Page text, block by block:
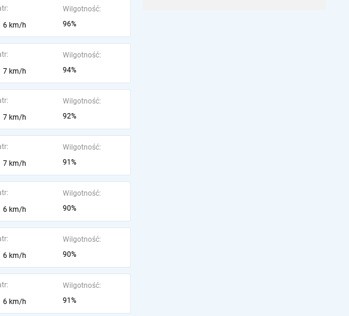
6 km/h
Wilgotność:
96%
7 km/h
Wilgotność:
94%
7 km/h
Wilgotność:
92%
7 km/h
Wilgotność:
91%
6 km/h
Wilgotność:
90%
6 km/h
Wilgotność:
90%
6 km/h
Wilgotność:
91%